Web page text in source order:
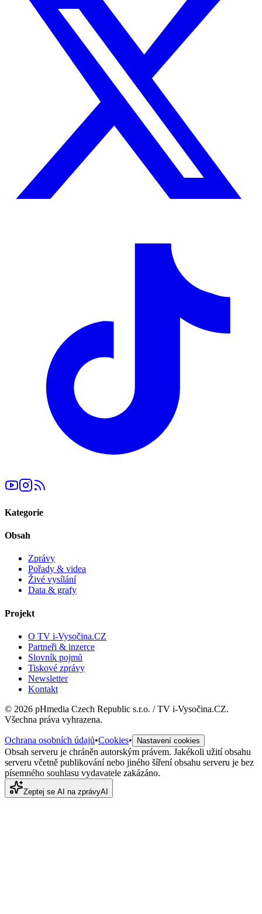
Kategorie
Obsah
Zprávy
Pořady & videa
Živé vysílání
Data & grafy
Projekt
O TV i-Vysočina.CZ
Partneři & inzerce
Slovník pojmů
Tiskové zprávy
Newsletter
Kontakt
© 2026 pHmedia Czech Republic s.r.o. / TV i-Vysočina.CZ.
Všechna práva vyhrazena.
Ochrana osobních údajů•Cookies• Nastavení cookies
Obsah serveru je chráněn autorským právem. Jakékoli užití obsahu
serveru včetně publikování nebo jiného šíření obsahu serveru je bez
písemného souhlasu vydavatele zakázáno.
Zeptej se AI na zprávyAI